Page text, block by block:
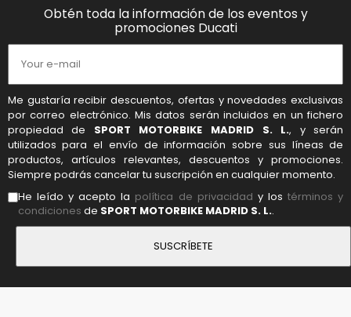
Obtén toda la información de los eventos y
promociones Ducati
Me gustaría recibir descuentos, ofertas y novedades exclusivas
por correo electrónico. Mis datos serán incluidos en un fichero
propiedad de SPORT MOTORBIKE MADRID S. L., y serán
utilizados para el envío de información sobre sus líneas de
productos, artículos relevantes, descuentos y promociones.
Siempre podrás cancelar tu suscripción en cualquier momento.
He leído y acepto la política de privacidad y lostérminos y
condiciones de SPORT MOTORBIKE MADRID S. L..